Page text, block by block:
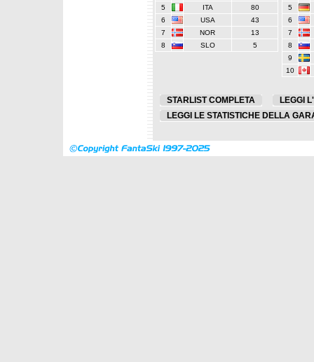
5
ITA
80
6
USA
43
7
NOR
13
8
SLO 5
5
6
7
8
9
10
STARLIST COMPLETA
LEGGI
LEGGI LE STATISTICHE DELLA